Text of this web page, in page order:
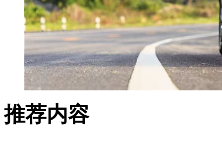
推荐内容